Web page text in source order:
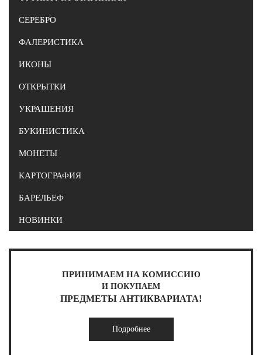
СЕРЕБРО
ФАЛЕРИСТИКА
ИКОНЫ
ОТКРЫТКИ
УКРАШЕНИЯ
БУКИНИСТИКА
МОНЕТЫ
КАРТОГРАФИЯ
БАРЕЛЬЕФ
НОВИНКИ
ПРИНИМАЕМ НА КОМИССИЮ
И ПОКУПАЕМ
ПРЕДМЕТЫ АНТИКВАРИАТА!
Подробнее